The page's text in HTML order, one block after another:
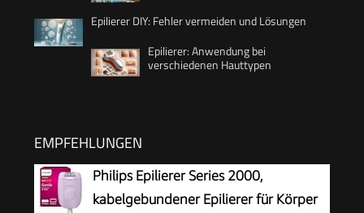
Epilierer DIY: Fehler vermeiden und Lösungen
Epilierer: Anwendung bei
verschiedenen Hauttypen
EMPFEHLUNGEN
Philips Epilierer Series 2000,
kabelgebundener Epilierer für Körper